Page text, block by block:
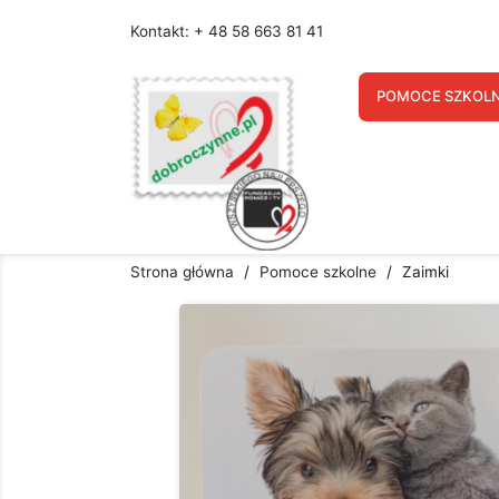
Kontakt: + 48 58 663 81 41
POMOCE
Strona główna Pomoce szkolne Zaimki